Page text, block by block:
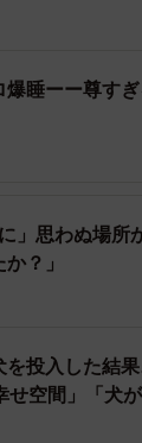
爆睡ーー尊す
」思わぬ場
？」
を投入した
空間」「犬